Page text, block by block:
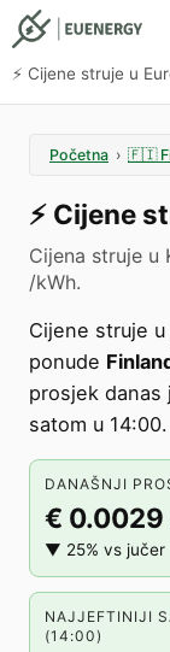
⚡️ Cijene struje u
Početna › 🇫🇮
⚡️ Cijene
Cijena struje u
/kWh.
Cijene struje u
ponude
prosjek
satom u 14:00.
DANAŠNJI
€ 0.0029
▼ 25% vs jučer
NAJJEFTINIJI
(14:00)